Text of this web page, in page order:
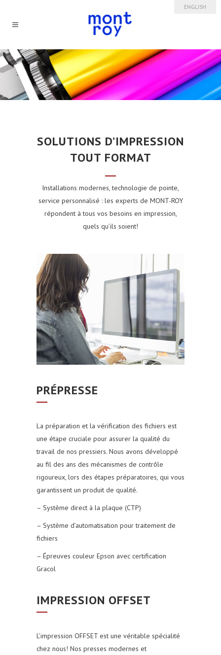
SOLUTIONS D’IMPRESSION
TOUT FORMAT
Installations modernes, technologie de pointe,
service personnalisé : les experts de MONT-ROY
répondent à tous vos besoins en impression,
quels qu’ils soient!
PRÉPRESSE
La préparation et la vérification des fichiers est
une étape cruciale pour assurer la qualité du
travail de nos pressiers. Nous avons développé
au fil des ans des mécanismes de contrôle
rigoureux, lors des étapes préparatoires, qui vous
garantissent un produit de qualité.
– Système direct à la plaque (CTP)
– Système d’automatisation pour traitement de
fichiers
– Épreuves couleur Epson avec certification
Gracol
IMPRESSION OFFSET
L’impression OFFSET est une véritable spécialité
chez nous! Nos presses modernes et
ENGLISH